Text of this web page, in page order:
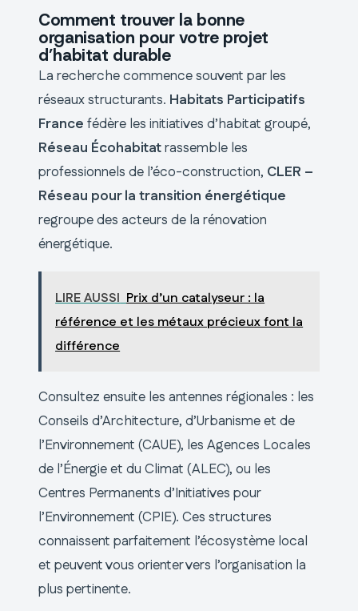
Comment trouver la bonne
organisation pour votre projet
d’habitat durable
La recherche commence souvent par les
réseaux structurants. Habitats Participatifs
France fédère les initiatives d’habitat groupé,
Réseau Écohabitatrassemble les
professionnels de l’éco-construction, CLER –
Réseau pour la transition énergétique
regroupe des acteurs de la rénovation
énergétique.
LIRE AUSSI Prix d’un catalyseur : la
référence et les métaux précieux font la
différence
Consultez ensuite les antennes régionales : les
Conseils d’Architecture, d’Urbanisme et de
l’Environnement (CAUE), les Agences Locales
de l’Énergie et du Climat (ALEC), ou les
Centres Permanents d’Initiatives pour
l’Environnement (CPIE). Ces structures
connaissent parfaitement l’écosystème local
et peuvent vous orienter vers l’organisation la
plus pertinente.